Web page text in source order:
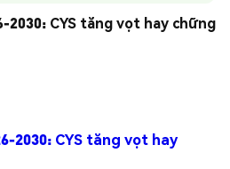
2030: CYS tăng vọt hay chững
2030: CYS tăng vọt hay